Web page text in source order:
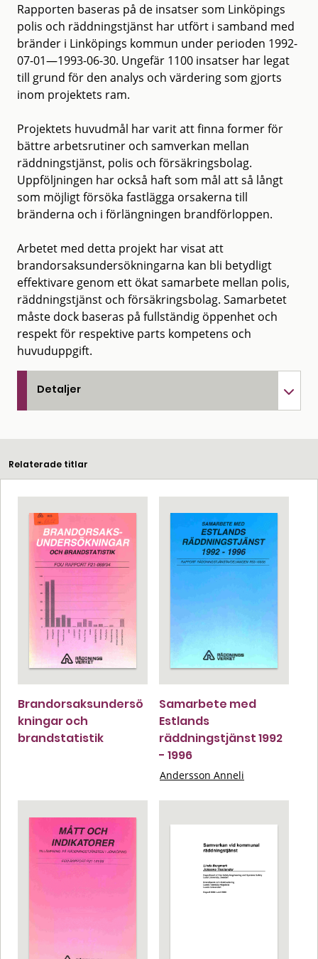
Rapporten baseras på de insatser som Linköpings
polis och räddningstjänst har utfört i samband med
bränder i Linköpings kommun under perioden 1992-
07-01—1993-06-30. Ungefär 1100 insatser har legat
till grund för den analys och värdering som gjorts
inom projektets ram.
Projektets huvudmål har varit att finna former för
bättre arbetsrutiner och samverkan mellan
räddningstjänst, polis och försäkringsbolag.
Uppföljningen har också haft som mål att så långt
som möjligt försöka fastlägga orsakerna till
bränderna och i förlängningen brandförloppen.
Arbetet med detta projekt har visat att
brandorsaksundersökningarna kan bli betydligt
effektivare genom ett ökat samarbete mellan polis,
räddningstjänst och försäkringsbolag. Samarbetet
måste dock baseras på fullständig öppenhet och
respekt för respektive parts kompetens och
huvuduppgift.
Detaljer
Relaterade titlar
Brandorsaksundersö
kningar och
brandstatistik
Samarbete med
Estlands
räddningstjänst 1992
- 1996
Andersson Anneli